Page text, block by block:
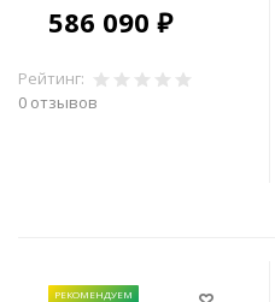
586 090 ₽
Рейтинг:
0 отзывов
РЕКОМЕНДУЕМ